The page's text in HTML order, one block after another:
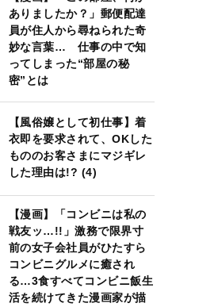
ありましたか？」郵便配達
員が住人から尋ねられた奇
妙な言葉… 仕事の中で知
ってしまった“部屋の秘
密”とは
【風俗嬢として初仕事】着
衣即を要求されて、OKした
もののお客さまにマジギレ
した理由は!? (4)
【漫画】「コンビニは私の
戦友ッ…!!」激務で限界寸
前の女子会社員がひたすら
コンビニグルメに癒され
る…3食すべてコンビニ飯生
活を続けてきた漫画家が描